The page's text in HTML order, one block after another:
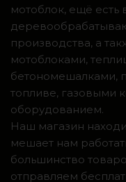
мотоблок, ещё есть
производства, а
мотоблоками,
бетономешалками,
топливе, газовыми
оборудованием.
Наш магазин
мешает нам
большинство
отправляем